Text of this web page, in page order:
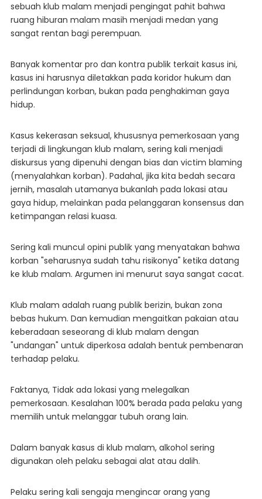
sebuah klub malam menjadi pengingat pahit bahwa
ruang hiburan malam masih menjadi medan yang
sangat rentan bagi perempuan.
Banyak komentar pro dan kontra publik terkait kasus ini,
kasus ini harusnya diletakkan pada koridor hukum dan
perlindungan korban, bukan pada penghakiman gaya
hidup.
Kasus kekerasan seksual, khususnya pemerkosaan yang
terjadi di lingkungan klub malam, sering kali menjadi
diskursus yang dipenuhi dengan bias dan victim blaming
(menyalahkan korban). Padahal, jika kita bedah secara
jernih, masalah utamanya bukanlah pada lokasi atau
gaya hidup, melainkan pada pelanggaran konsensus dan
ketimpangan relasi kuasa.
Sering kali muncul opini publik yang menyatakan bahwa
korban "seharusnya sudah tahu risikonya" ketika datang
ke klub malam. Argumen ini menurut saya sangat cacat.
​Klub malam adalah ruang publik berizin, bukan zona
bebas hukum. Dan kemudian mengaitkan pakaian atau
keberadaan seseorang di klub malam dengan
"undangan" untuk diperkosa adalah bentuk pembenaran
terhadap pelaku.
Faktanya, Tidak ada lokasi yang melegalkan
pemerkosaan. Kesalahan 100% berada pada pelaku yang
memilih untuk melanggar tubuh orang lain.
​Dalam banyak kasus di klub malam, alkohol sering
digunakan oleh pelaku sebagai alat atau dalih.
Pelaku sering kali sengaja mengincar orang yang